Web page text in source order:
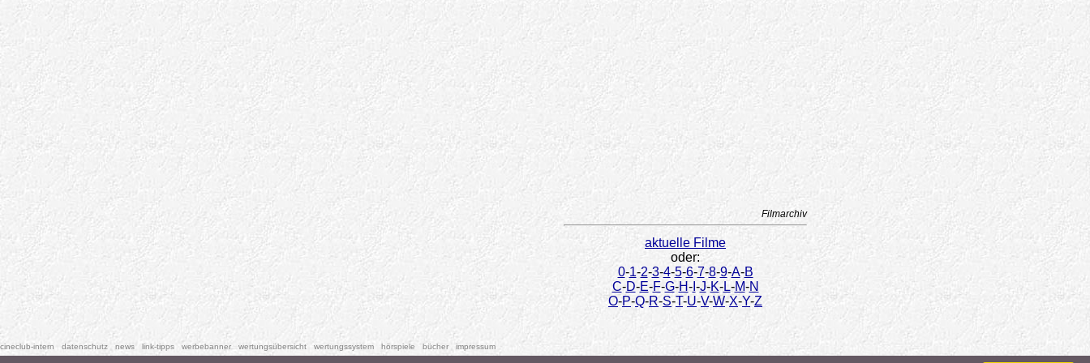
Filmarchiv
aktuelle Filme
oder:
0-1-2-3-4-5-6-7-8-9-A-B
C-D-E-F-G-H-I -J-K-L-M-N
O-P-Q-R-S-T-U-V-W-X-Y-Z
cineclub-intern datenschutz news link-tipps werbebanner wertungsübersicht wertungssystem hörspiele bücher impressum